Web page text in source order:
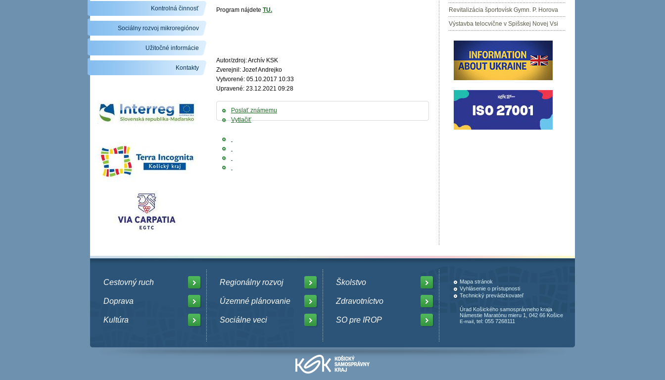
Program nájdete TU.
Autor/zdroj: Archív KSK
Zverejnil: Jozef Andrejko
Vytvorené: 05.10.2017 10:33
Upravené: 23.12.2021 09:28
Poslať známemu
Vytlačiť
Kontrolná činnosť
Sociálny rozvoj mikroregiónov
Užitočné informácie
Kontakty
Revitalizácia športovísk Gymn. P. Horova
Výstavba telocvične v Spišskej Novej Vsi
Cestovný ruch
Doprava
Kultúra
Regionálny rozvoj
Územné plánovanie
Sociálne veci
Školstvo
Zdravotníctvo
SO pre IROP
Mapa stránok
Vyhlásenie o prístupnosti
Technický prevádzkovateľ
Úrad Košického samosprávneho kraja
Námestie Maratónu mieru 1, 042 66 Košice
E-mail , tel: 055 7268111